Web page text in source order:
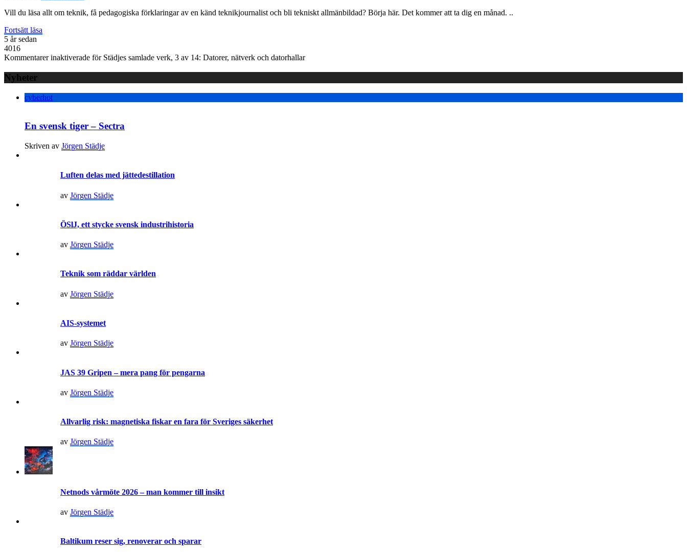
Vill du läsa allt om teknik, få pedagogiska förklaringar av en känd teknikjournalist och bli tekniskt allmänbildad? Börja här. Det kommer att ta dig en månad. ..
Fortsätt läsa
5 år sedan
4016
Kommentarer inaktiverade för Städjes samlade verk, 3 av 14: Datorer, nätverk och datorhallar
Nyheter
cyberhot
En svensk tiger – Sectra
Skriven av Jörgen Städje
Luften delas med jättedestillation
av Jörgen Städje
ÖSlJ, ett stycke svensk industrihistoria
av Jörgen Städje
Teknik som räddar världen
av Jörgen Städje
AIS-systemet
av Jörgen Städje
JAS 39 Gripen – mera pang för pengarna
av Jörgen Städje
Allvarlig risk: magnetiska fiskar en fara för Sveriges säkerhet
av Jörgen Städje
Netnods vårmöte 2026 – man kommer till insikt
av Jörgen Städje
Baltikum reser sig, renoverar och sparar